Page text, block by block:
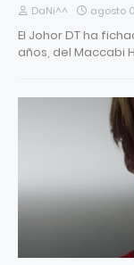
DaNi^^ agosto
El Johor DT ha
años, del Maccabi